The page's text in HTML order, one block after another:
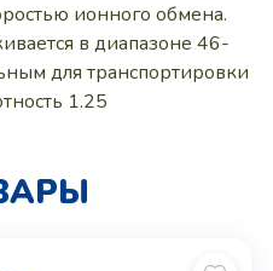
ионного обмена.
в диапазоне 46-
для транспортировки
1.25